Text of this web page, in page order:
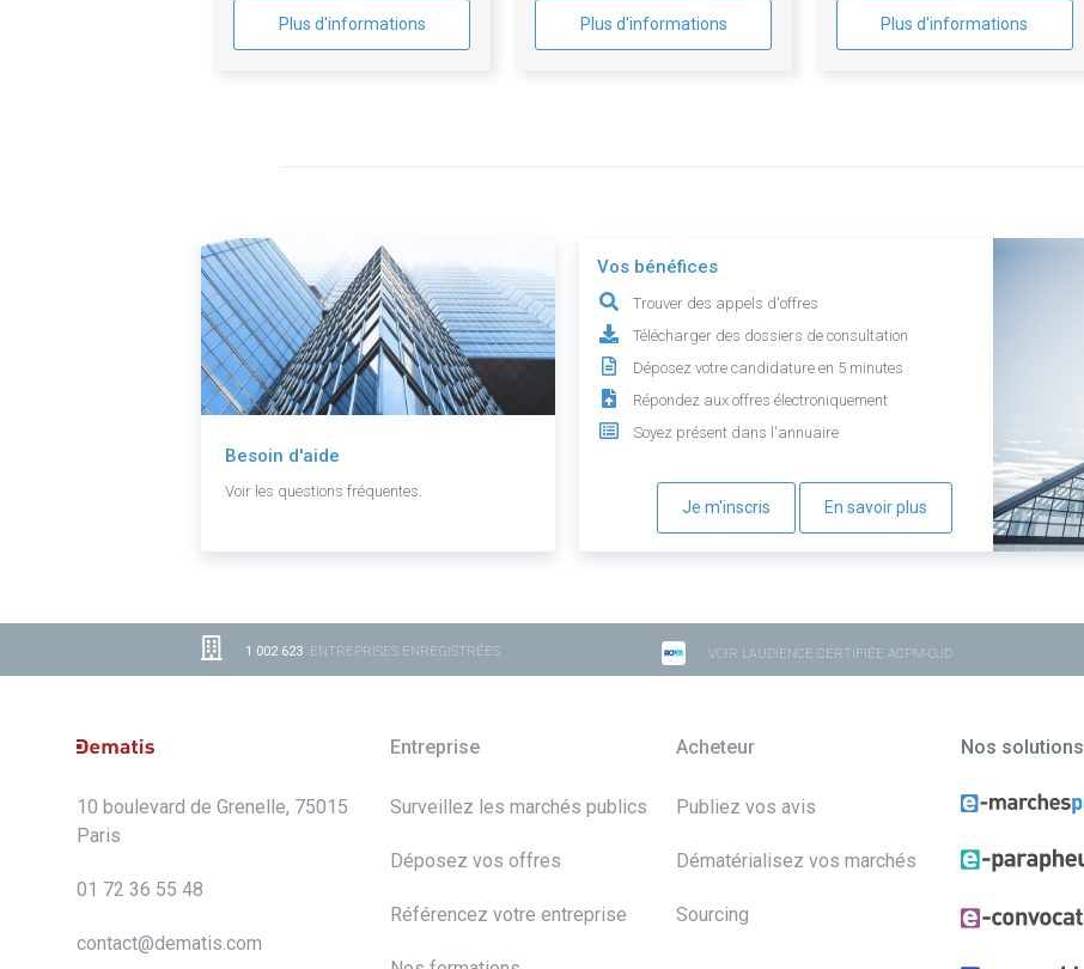
Plus d'informations Plus d'informations Plus d'informations
Besoin d'aide
Voir les questions fréquentes.
Vos bénéfices
Trouver des appels d'offres
Télécharger des dossiers de consultation
Déposez votre candidature en 5 minutes
Répondez aux offres électroniquement
Soyez présent dans l'annuaire
Je m'inscris En savoir plus
1 002 623 ENTREPRISES ENREGISTRÉES VOIR L'AUDIENCE CERTIFIÉE ACPM-OJD
10 boulevard de Grenelle, 75015
Paris
01 72 36 55 48
contact@dematis.com
Entreprise
Surveillez les marchés publics
Déposez vos offres
Référencez votre entreprise
Acheteur
Publiez vos avis
Dématérialisez vos marchés
Sourcing
Nos solutions